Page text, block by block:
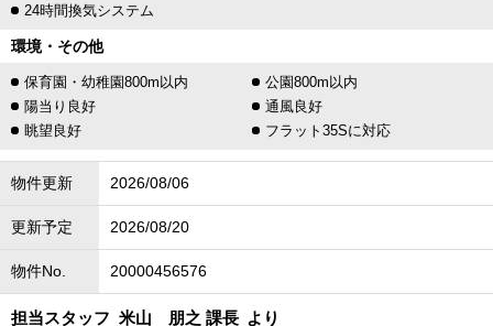
24時間換気システム
環境・その他
保育園・幼稚園800m以内
公園800m以内
陽当り良好
通風良好
眺望良好
フラット35Sに対応
物件更新 2026/08/06
更新予定 2026/08/20
物件No. 20000456576
担当スタッフ 米山 朋之 課長 より